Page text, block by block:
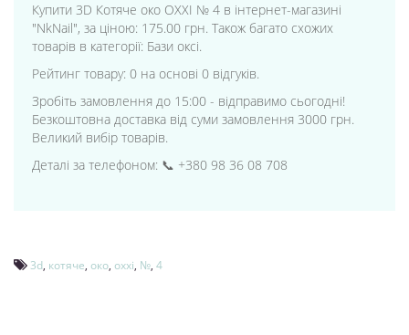
Купити 3D Котяче око OXXI № 4 в інтернет-магазині
"NkNail", за ціною: 175.00 грн. Також багато схожих
товарів в категорії: Бази оксі.
Рейтинг товару: 0 на основі 0 відгуків.
Зробіть замовлення до 15:00 - відправимо сьогодні!
Безкоштовна доставка від суми замовлення 3000 грн.
Великий вибір товарів.
Деталі за телефоном: 📞 +380 98 36 08 708
3d, котяче, око, oxxi, №, 4